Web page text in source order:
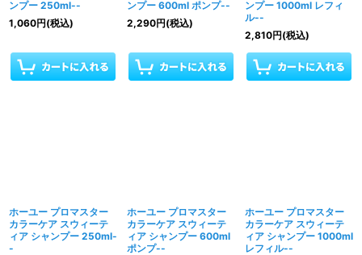
ンプー 250ml--
1,060円(税込)
ンプー 600ml ポンプ--
2,290円(税込)
ンプー 1000ml レフィ
ル--
2,810円(税込)
ホーユー プロマスター
カラーケア スウィーテ
ィア シャンプー 250ml-
-
ホーユー プロマスター
カラーケア スウィーテ
ィア シャンプー 600ml
ポンプ--
ホーユー プロマスター
カラーケア スウィーテ
ィア シャンプー 1000ml
レフィル--